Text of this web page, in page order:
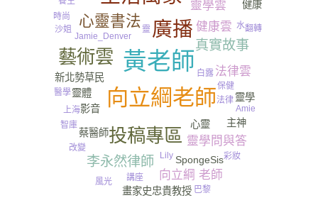
黃老師
向立綱老師
廣播
投稿專區
藝術雲
心靈書法
李永然律師
真實故事
健康雲
靈學問與答
靈學雲
向立綱 老師
法律雲
心靈
靈體
畫家史忠貴教授
新北勢草民
靈學
蔡醫師
SpongeSis
主神
影音
健康
保健
上海
Lily
白露
翻轉
沙姐
醫學
講座
風光
法律
Jamie_Denver
彩妝
時尚
智庫
改變
靈
巴黎
Amie
水